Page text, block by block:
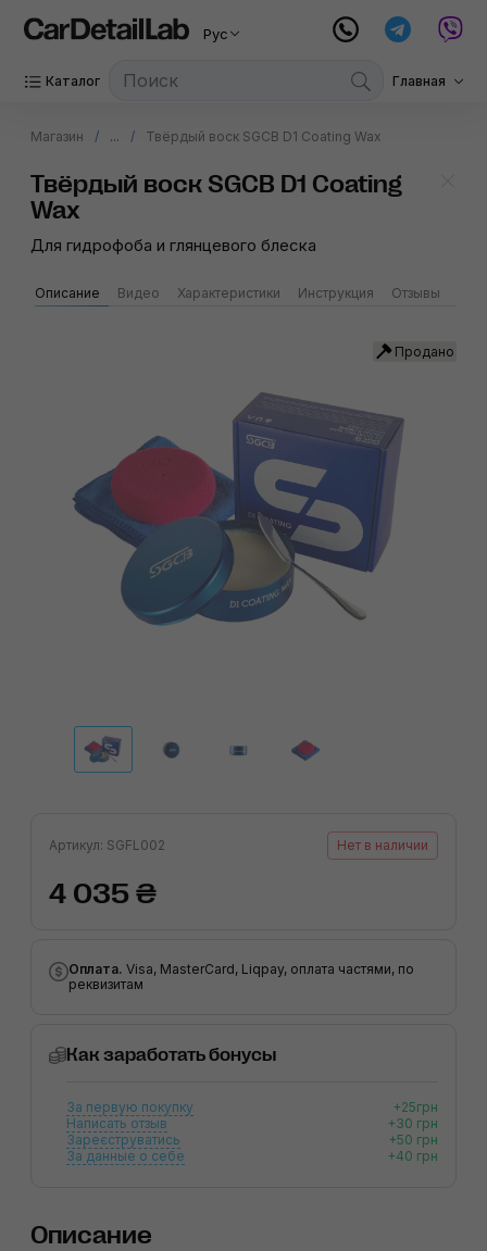
Рус
Каталог Главная
Магазин ... Твёрдый воск SGCB D1 Coating Wax
Твёрдый воск SGCB D1 Coating
Wax
Для гидрофоба и глянцевого блеска
Описание Видео Характеристики Инструкция Отзывы
Продано
Артикул: SGFL002 Нет в наличии
4 035 ₴
Оплата. Visa, MasterCard, Liqpay, оплата частями, по
реквизитам
Как заработать бонусы
За первую покупку
+25грн
Написать отзыв
+30 грн
Зареєструватись
+50 грн
За данные о себе
+40 грн
Описание